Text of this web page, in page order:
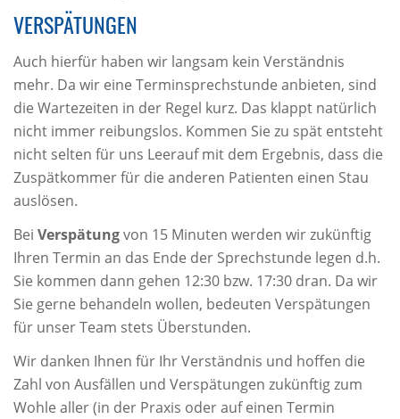
VERSPÄTUNGEN
Auch hierfür haben wir langsam kein Verständnis
mehr. Da wir eine Terminsprechstunde anbieten, sind
die Wartezeiten in der Regel kurz. Das klappt natürlich
nicht immer reibungslos. Kommen Sie zu spät entsteht
nicht selten für uns Leerauf mit dem Ergebnis, dass die
Zuspätkommer für die anderen Patienten einen Stau
auslösen.
Bei Verspätungvon 15 Minuten werden wir zukünftig
Ihren Termin an das Ende der Sprechstunde legen d.h.
Sie kommen dann gehen 12:30 bzw. 17:30 dran. Da wir
Sie gerne behandeln wollen, bedeuten Verspätungen
für unser Team stets Überstunden.
Wir danken Ihnen für Ihr Verständnis und hoffen die
Zahl von Ausfällen und Verspätungen zukünftig zum
Wohle aller (in der Praxis oder auf einen Termin